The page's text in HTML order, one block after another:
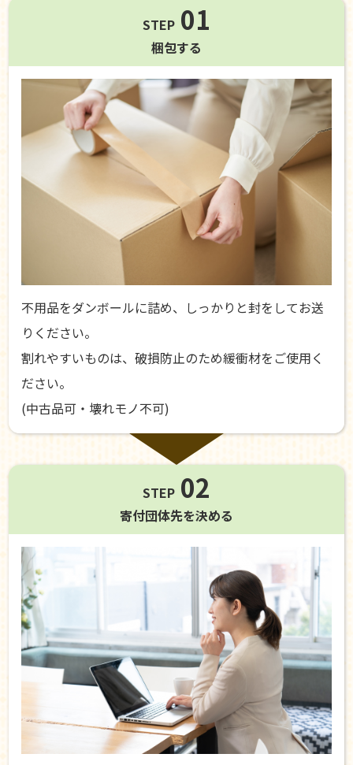
STEP 01
梱包する
不用品をダンボールに詰め、しっかりと封をしてお送
りください。
割れやすいものは、破損防止のため緩衝材をご使用く
ださい。
(中古品可・壊れモノ不可)
STEP 02
寄付団体先を決める